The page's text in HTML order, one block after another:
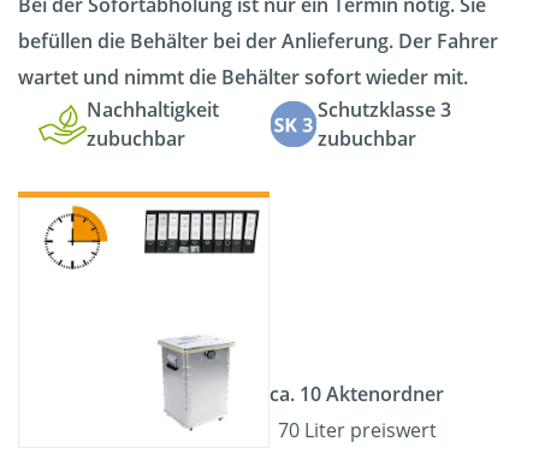
befüllen die Behälter bei der Anlieferung. Der Fahrer
wartet und nimmt die Behälter sofort wieder mit.
Nachhaltigkeit
zubuchbar
Schutzklasse 3
zubuchbar
ca. 10 Aktenordner
70 Liter preiswert